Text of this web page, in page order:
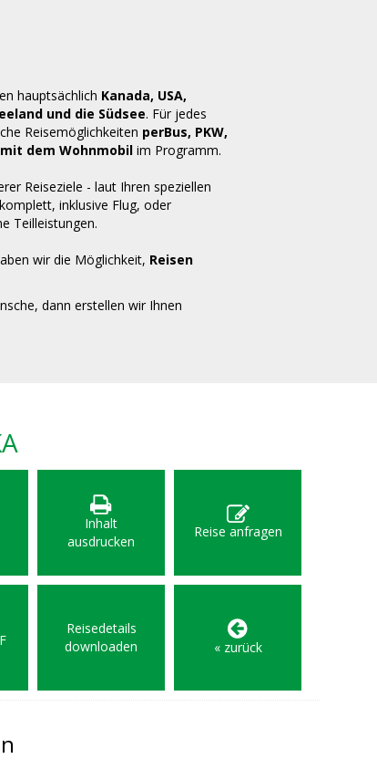
hauptsächlich Kanada, USA,
und die Südsee. Für jedes
Reisemöglichkeiten perBus, PKW,
dem Wohnmobilim Programm.
Reiseziele - laut Ihren speziellen
inklusive Flug, oder
Teilleistungen.
wir die Möglichkeit, Reisen
dann erstellen wir Ihnen
Inhalt
ausdrucken
Reise anfragen
Reisedetails
downloaden
« zurück